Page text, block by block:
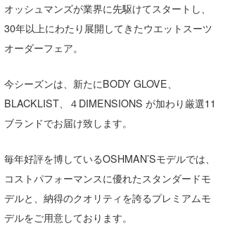
オッシュマンズが業界に先駆けてスタートし、
30年以上にわたり展開してきたウエットスーツ
オーダーフェア。
今シーズンは、新たにBODY GLOVE、
BLACKLIST、４DIMENSIONS が加わり厳選11
ブランドでお届け致します。
毎年好評を博しているOSHMAN’Sモデルでは、
コストパフォーマンスに優れたスタンダードモ
デルと、納得のクオリティを誇るプレミアムモ
デルをご用意しております。
mitsuteru Kamio
arukasvision
DELTA FORCE SURF
CBA Films
熊谷素子
SURFMEDIA
波伝説アンバサダー/プロライダー
嵯峨明日香
進士剛光
田原啓江
植村未来
NOBUFUKU
波伝説スタッフ
+☆maki☆+
Aichan
chan-U
ECE
G◎Da